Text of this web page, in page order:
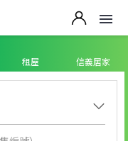
租屋 信義居家